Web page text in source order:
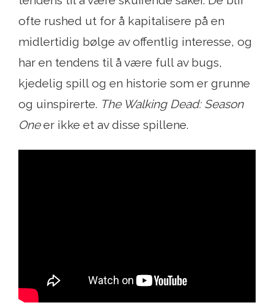
ofte rushed ut for å kapitalisere på en
midlertidig bølge av offentlig interesse, og
har en tendens til å være full av bugs,
kjedelig spill og en historie som er grunne
og uinspirerte. The Walking Dead: Season
Oneer ikke et av disse spillene.